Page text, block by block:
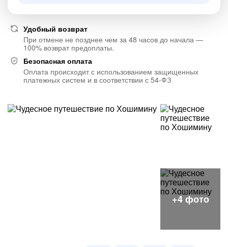
Удобный возврат
При отмене не позднее чем за 48 часов до начала —
100% возврат предоплаты.
Безопасная оплата
Оплата происходит с использованием защищенных
платежных систем и в соответствии с 54-ФЗ